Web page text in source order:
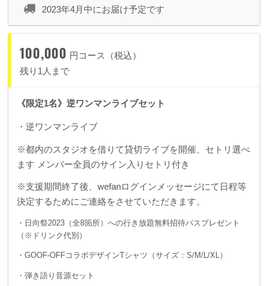
2023年4月中にお届け予定です
100,000 円コース（税込）
残り1人まで
《限定1名》逆ワンマンライブセット
・逆ワンマンライブ
※都内のスタジオを借りて貸切ライブを開催、セトリ選べ
ます メンバー全員のサイン入りセトリ付き
※支援期間終了後、wefanログインメッセージにて日程等
決定するためにご連絡をさせていただきます。
・日向祭2023（全8箇所）への行き放題無料招待パスプレゼント
（※ドリンク代別）
・GOOF-OFFコラボデザインTシャツ（サイズ：S/M/L/XL）
・弾き語り音源セット